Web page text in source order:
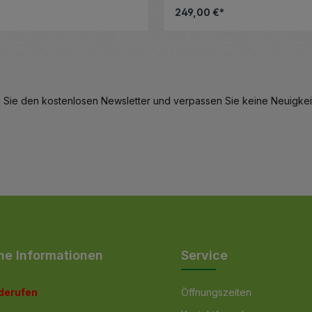
249,00 €*
Sie den kostenlosen Newsletter und verpassen Sie keine
Informationen Service
Öffnungszeiten